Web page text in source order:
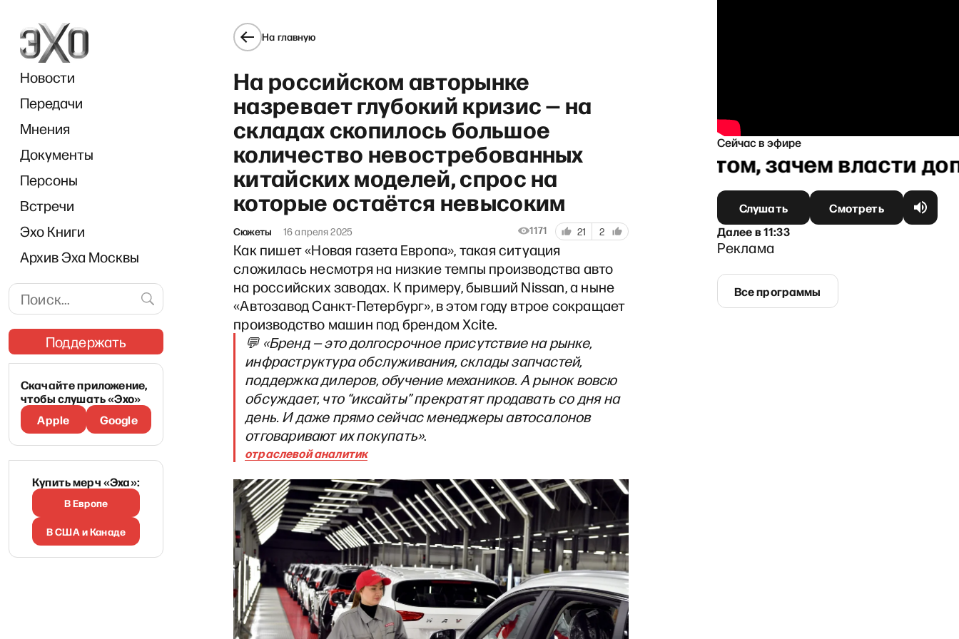
Новости
Передачи
Мнения
Документы
Персоны
Встречи
Эхо Книги
Архив Эха Москвы
Поддержать
Скачайте приложение,
чтобы слушать «Эхо»
Apple
Google
Купить мерч «Эха»:
В Европе
В США и Канаде
На главную
На российском авторынке
назревает глубокий кризис — на
складах скопилось большое
количество невостребованных
китайских моделей, спрос на
которые остаётся невысоким
Сюжеты 16 апреля 2025 1171 21 2
Как пишет «Новая газета Европа», такая ситуация
сложилась несмотря на низкие темпы производства авто
на российских заводах. К примеру, бывший Nissan, а ныне
«Автозавод Санкт-Петербург», в этом году втрое сокращает
производство машин под брендом Xcite.
💬 «Бренд — это долгосрочное присутствие на рынке,
инфраструктура обслуживания, склады запчастей,
поддержка дилеров, обучение механиков. А рынок вовсю
обсуждает, что “иксайты” прекратят продавать со дня на
день. И даже прямо сейчас менеджеры автосалонов
отговаривают их покупать».
отраслевой аналитик
Сейчас в эфире
Андрей Пивоваров — о том, зачем власти
Слушать
Смотреть
Далеев11:33
Реклама
Все программы